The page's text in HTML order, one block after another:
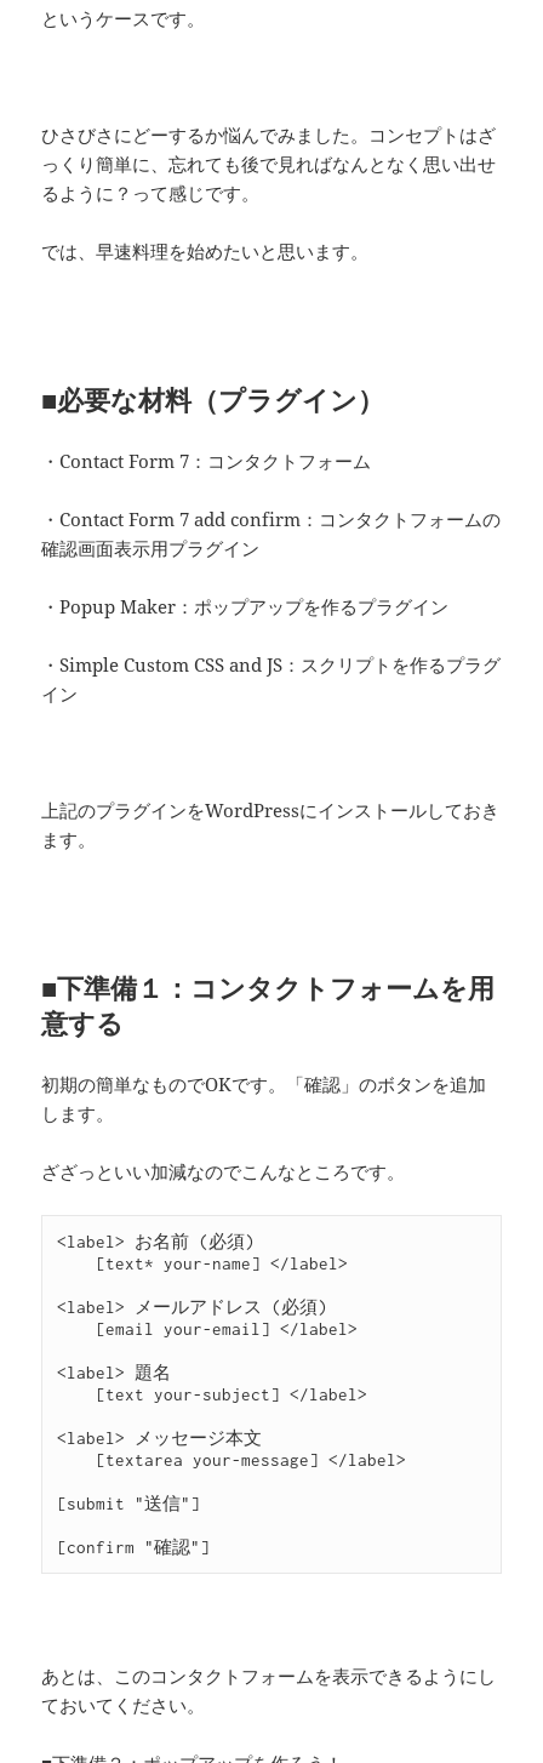
というケースです。
ひさびさにどーするか悩んでみました。コンセプトはざ
っくり簡単に、忘れても後で見ればなんとなく思い出せ
るように？って感じです。
では、早速料理を始めたいと思います。
■必要な材料（プラグイン）
・Contact Form 7：コンタクトフォーム
・Contact Form 7 add confirm：コンタクトフォームの
確認画面表示用プラグイン
・Popup Maker：ポップアップを作るプラグイン
・Simple Custom CSS and JS：スクリプトを作るプラグ
イン
上記のプラグインをWordPressにインストールしておき
ます。
■下準備１：コンタクトフォームを用
意する
初期の簡単なものでOKです。「確認」のボタンを追加
します。
ざざっといい加減なのでこんなところです。
<label> お名前 (必須)
<label> メールアドレス (必須)
<label> 題名
<label> メッセージ本文
[submit "送信"]
[confirm "確認"]
あとは、このコンタクトフォームを表示できるようにし
ておいてください。